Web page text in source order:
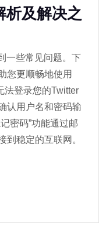
及解决之
一些常见问题。下
您更顺畅地使用
法登录您的Twitter
认用户名和密码输
密码”功能通过邮
到稳定的互联网。